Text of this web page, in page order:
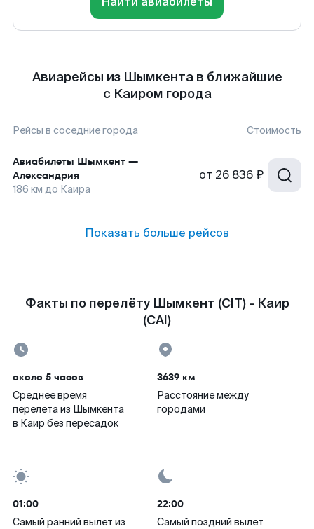
Авиарейсы из Шымкента в ближайшие
с Каиром города
Рейсы в соседние города Стоимость
Авиабилеты Шымкент —
Александрия
186 км до Каира
от 26 836 ₽
Показать больше рейсов
Факты по перелёту Шымкент (CIT) - Каир
(CAI)
около 5 часов
Среднее время
перелета из Шымкента
в Каир без пересадок
3639 км
Расстояние между
городами
01:00
Самый ранний вылет из
22:00
Самый поздний вылет